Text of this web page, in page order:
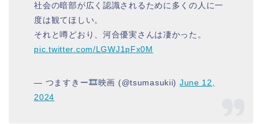
社会の暗部が広く認識されるために多くの人に一
度は観てほしい。
それと噂どおり、河合優実さんは凄かった。
pic.twitter.com/LGWJ1pFx0M
— つますきー 映画 (@tsumasukii) June 12,
2024